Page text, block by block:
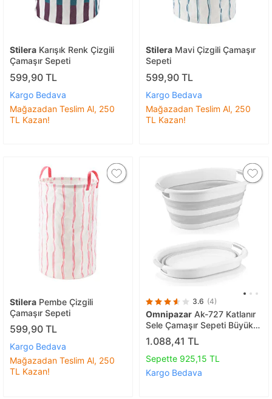
Stilera Karışık Renk Çizgili
Çamaşır Sepeti
599,90 TL
Kargo Bedava
Mağazadan Teslim Al, 250
TL Kazan!
Stilera Mavi Çizgili Çamaşır
Sepeti
599,90 TL
Kargo Bedava
Mağazadan Teslim Al, 250
TL Kazan!
Stilera Pembe Çizgili
Çamaşır Sepeti
599,90 TL
Kargo Bedava
Mağazadan Teslim Al, 250
TL Kazan!
3.6 (4)
Omnipazar Ak-727 Katlanır
Sele Çamaşır Sepeti Büyük
Boy Beyaz - Gri
1.088,41 TL
Sepette 925,15 TL
Kargo Bedava